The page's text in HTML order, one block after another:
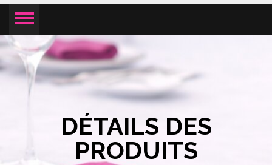
DÉTAILS DES
PRODUITS